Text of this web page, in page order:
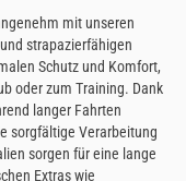
mit unseren
strapazierfähigen
Schutz und Komfort,
oder zum Training. Dank
langer Fahrten
sorgfältige Verarbeitung
sorgen für eine lange
Extras wie